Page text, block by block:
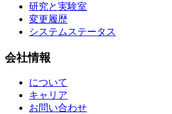
研究と実験室
変更履歴
システムステータス
会社情報
について
キャリア
お問い合わせ